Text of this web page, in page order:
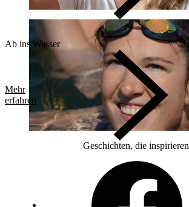
Ab ins Wasser
Mehr
erfahren
Geschichten, die inspirieren